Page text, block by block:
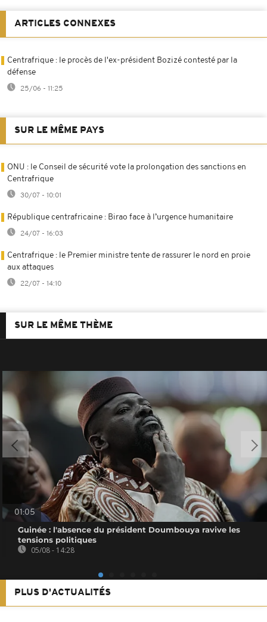
ARTICLES CONNEXES
Centrafrique : le procès de l'ex-président Bozizé contesté par la
défense
25/06 - 11:25
SUR LE MÊME PAYS
ONU : le Conseil de sécurité vote la prolongation des sanctions en
Centrafrique
30/07 - 10:01
République centrafricaine : Birao face à l’urgence humanitaire
24/07 - 16:03
Centrafrique : le Premier ministre tente de rassurer le nord en proie
aux attaques
22/07 - 14:10
SUR LE MÊME THÈME
01:05
Guinée : l'absence du président Doumbouya ravive les
tensions politiques
05/08 - 14:28
PLUS D'ACTUALITÉS